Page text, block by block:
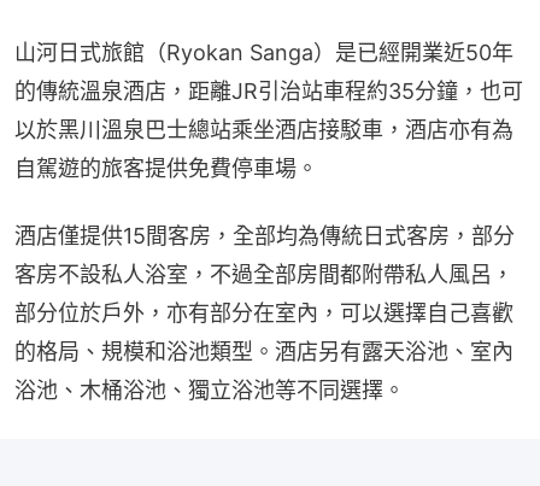
山河日式旅館（Ryokan Sanga）是已經開業近50年
的傳統溫泉酒店，距離JR引治站車程約35分鐘，也可
以於黑川溫泉巴士總站乘坐酒店接駁車，酒店亦有為
自駕遊的旅客提供免費停車場。
酒店僅提供15間客房，全部均為傳統日式客房，部分
客房不設私人浴室，不過全部房間都附帶私人風呂，
部分位於戶外，亦有部分在室內，可以選擇自己喜歡
的格局、規模和浴池類型。酒店另有露天浴池、室內
浴池、木桶浴池、獨立浴池等不同選擇。